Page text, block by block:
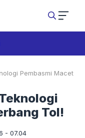
Pembasmi Macet
Tol!
- 07.04